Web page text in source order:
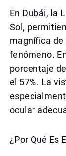
En Dubái, la
Sol,
magnífica de
fenómeno.
porcentaje
el 57%. La
ocular
¿Por Qué Es